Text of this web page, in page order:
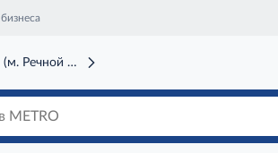
Речной вокзал)